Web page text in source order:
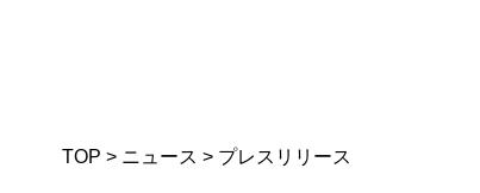
TOP > ニュース > プレスリリース